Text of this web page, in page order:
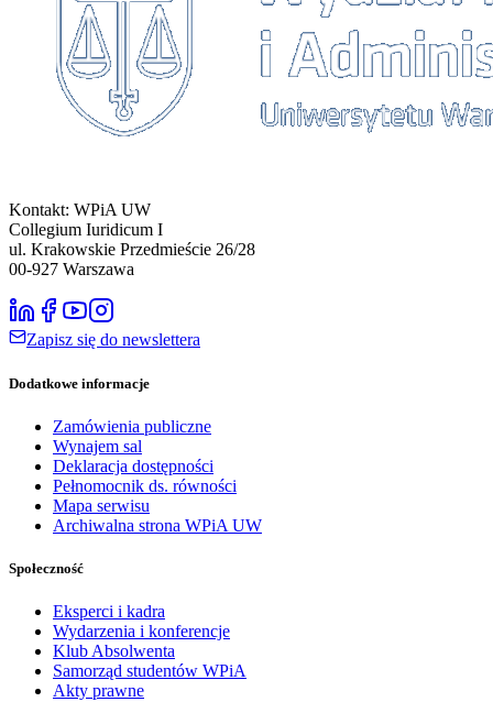
Kontakt: WPiA UW
Collegium Iuridicum I
ul. Krakowskie Przedmieście 26/28
00-927 Warszawa
Zapisz się do newslettera
Dodatkowe informacje
Zamówienia publiczne
Wynajem sal
Deklaracja dostępności
Pełnomocnik ds. równości
Mapa serwisu
Archiwalna strona WPiA UW
Społeczność
Eksperci i kadra
Wydarzenia i konferencje
Klub Absolwenta
Samorząd studentów WPiA
Akty prawne